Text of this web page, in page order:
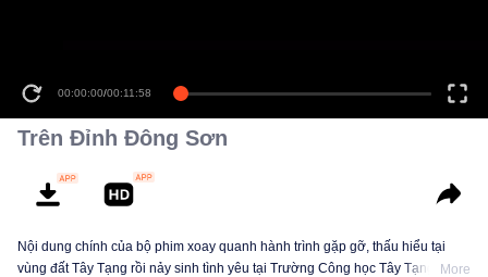
00:00:00/00:11:58
Trên Đỉnh Đông Sơn
Nội dung chính của bộ phim xoay quanh hành trình gặp gỡ, thấu hiểu tại
vùng đất Tây Tạng rồi nảy sinh tình yêu tại Trường Công học Tây Tạng giữa
More